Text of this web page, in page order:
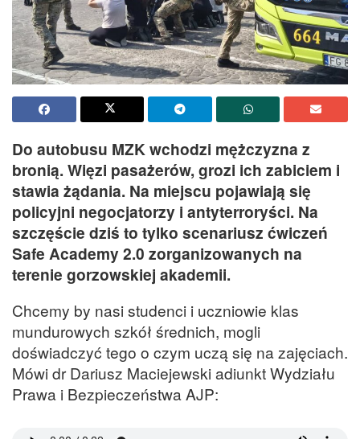
Do autobusu MZK wchodzi mężczyzna z
bronią. Więzi pasażerów, grozi ich zabiciem i
stawia żądania. Na miejscu pojawiają się
policyjni negocjatorzy i antyterroryści. Na
szczęście dziś to tylko scenariusz ćwiczeń
Safe Academy 2.0 zorganizowanych na
terenie gorzowskiej akademii.
Chcemy by nasi studenci i uczniowie klas
mundurowych szkół średnich, mogli
doświadczyć tego o czym uczą się na zajęciach.
Mówi dr Dariusz Maciejewski adiunkt Wydziału
Prawa i Bezpieczeństwa AJP: